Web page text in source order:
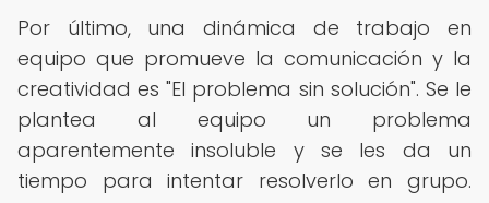
Por último, una dinámica de trabajo en
equipo que promueve la comunicación y la
creatividad es "El problema sin solución". Se le
plantea al equipo un problema
aparentemente insoluble y se les da un
tiempo para intentar resolverlo en grupo.